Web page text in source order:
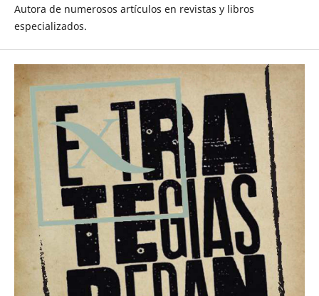
Autora de numerosos artículos en revistas y libros
especializados.